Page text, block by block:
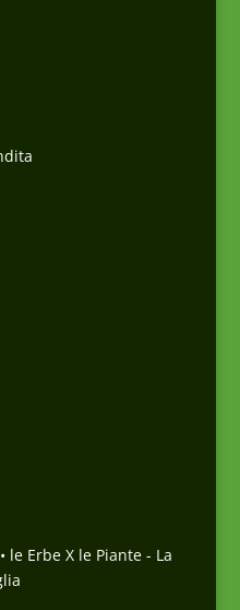
• le Erbe X le Piante - La